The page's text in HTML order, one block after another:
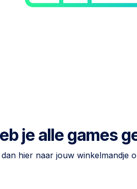
je alle games
dan hier naar jouw winkelmandje